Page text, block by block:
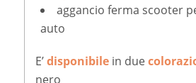
aggancio ferma scooter
auto
E’disponibilein due
nero